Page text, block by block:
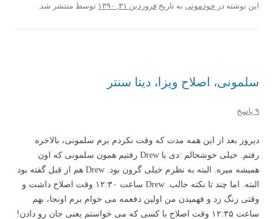
این نوشته در خودمونی به تاریخ فروردین ۳۱, ۱۳۹۰ توسط منتشر شد.
سلمونی، اصلاح ویزا، دیتا سنتر
۹ پاسخ
دیروز بعد از این همه مدت که وقت نکردم برم سلمونی، بالاخره
رفتم. خیلی خوشحالم :دی با Drew رفتیم همون سلمونی که اون
همیشه میره. البته به نظرم خیلی گرون بود. Drew هم از قبل گفته بود
البته. اما چند تا نکته جالب. Drew ساعت ۱۲:۳۰ وقت اصلاح داشت و
وقتی زنگ زد و فهمیدن من اولین دفعمه می خوام برم اونجا، بهم
ساعت ۱۲:۳۵ وقت اصلاح با کسی که می خواستم یعنی جان رو دادن!